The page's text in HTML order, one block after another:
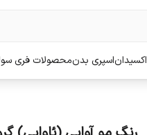
اکسیداناسپری بدنمحصولات فری